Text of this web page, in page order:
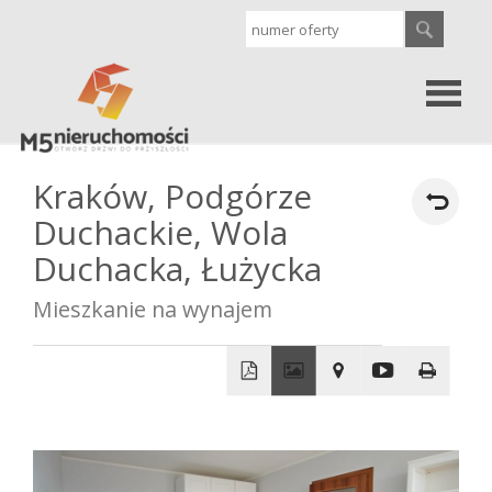
Kontakt
Kraków, Podgórze
Duchackie, Wola
Duchacka, Łużycka
Mieszkanie na wynajem
−